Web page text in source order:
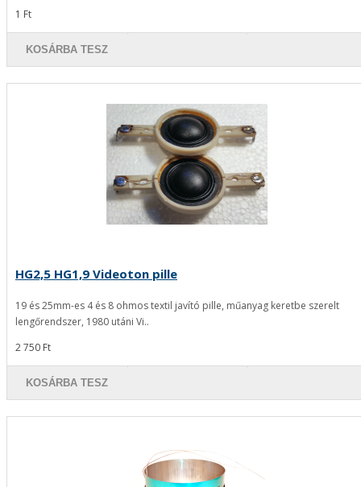
1 Ft
KOSÁRBA TESZ
HG2,5 HG1,9 Videoton pille
19 és 25mm-es 4 és 8 ohmos textil javító pille, műanyag keretbe szerelt
lengőrendszer, 1980 utáni Vi..
2 750 Ft
KOSÁRBA TESZ